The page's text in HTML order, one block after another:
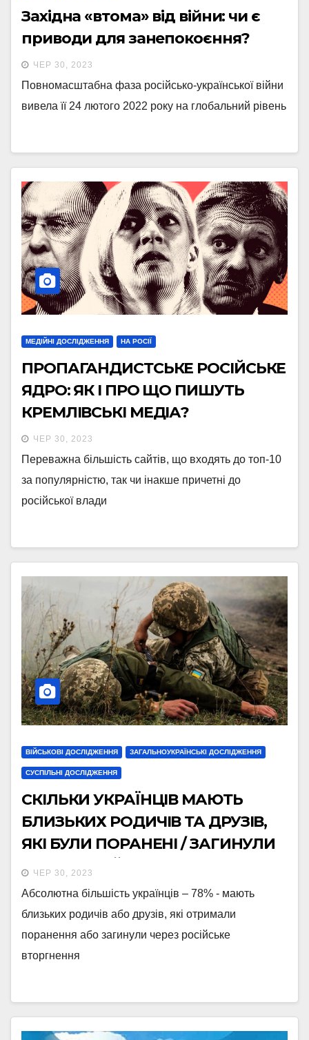
Західна «втома» від війни: чи є
приводи для занепокоєння?
ЧЕР 30, 2023
Повномасштабна фаза російсько-української війни
вивела її 24 лютого 2022 року на глобальний рівень
МЕДІЙНІ ДОСЛІДЖЕННЯ НА РОСІЇ
ПРОПАГАНДИСТСЬКЕ РОСІЙСЬКЕ
ЯДРО: ЯК І ПРО ЩО ПИШУТЬ
КРЕМЛІВСЬКІ МЕДІА?
ЧЕР 30, 2023
Переважна більшість сайтів, що входять до топ-10
за популярністю, так чи інакше причетні до
російської влади
ВІЙСЬКОВІ ДОСЛІДЖЕННЯ ЗАГАЛЬНОУКРАЇНСЬКІ ДОСЛІДЖЕННЯ
СУСПІЛЬНІ ДОСЛІДЖЕННЯ
СКІЛЬКИ УКРАЇНЦІВ МАЮТЬ
БЛИЗЬКИХ РОДИЧІВ ТА ДРУЗІВ,
ЯКІ БУЛИ ПОРАНЕНІ / ЗАГИНУЛИ
ЧЕРЕЗ РОСІЙСЬКЕ ВТОРГНЕННЯ:
РЕЗУЛЬТАТИ ТЕЛЕФОННОГО
ОПИТУВАННЯ, ПРОВЕДЕНОГО 26
ТРАВНЯ – 5 ЧЕРВНЯ 2023 РОКУ
ЧЕР 30, 2023
Абсолютна більшість українців – 78% - мають
близьких родичів або друзів, які отримали
поранення або загинули через російське
вторгнення